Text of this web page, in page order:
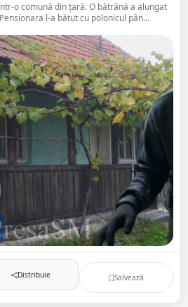
o comună din țară. O bătrână a alungat
l-a bătut cu polonicul pân...
Distribuie Salvează